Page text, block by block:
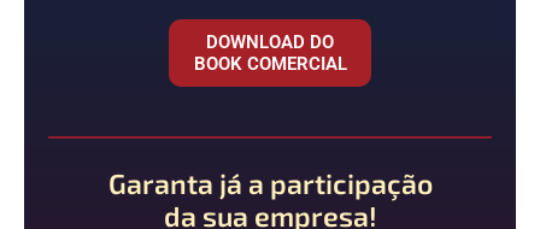
DOWNLOAD DO
BOOK COMERCIAL
Garanta já a participação
da sua empresa!